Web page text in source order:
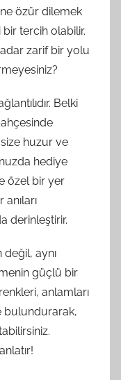
özür dilemek
tercih olabilir.
zarif bir yolu
Belki
huzur ve
hediye
özel bir yer
derinleştirir.
aynı
güçlü bir
anlamları
bulundurarak,